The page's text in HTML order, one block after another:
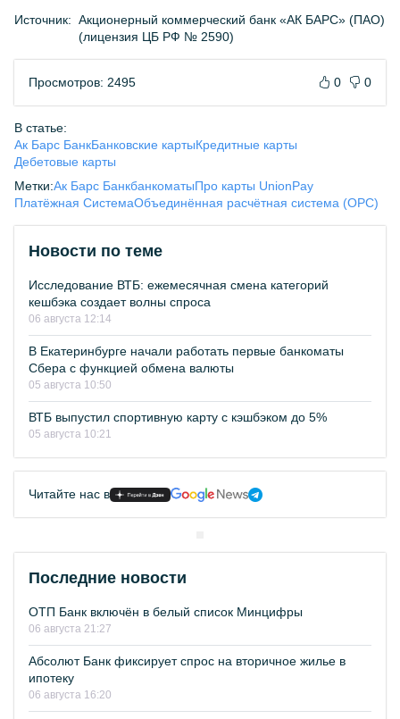
Источник: Акционерный коммерческий банк «АК БАРС» (ПАО)
(лицензия ЦБ РФ № 2590)
Просмотров: 2495 0 0
В статье:
Ак Барс БанкБанковские картыКредитные карты
Дебетовые карты
Метки:Ак Барс БанкбанкоматыПро карты UnionPay
Платёжная СистемаОбъединённая расчётная система (ОРС)
Новости по теме
Исследование ВТБ: ежемесячная смена категорий
кешбэка создает волны спроса
06 августа 12:14
В Екатеринбурге начали работать первые банкоматы
Сбера с функцией обмена валюты
05 августа 10:50
ВТБ выпустил спортивную карту с кэшбэком до 5%
05 августа 10:21
Читайте нас в
Последние новости
ОТП Банк включён в белый список Минцифры
06 августа 21:27
Абсолют Банк фиксирует спрос на вторичное жилье в
ипотеку
06 августа 16:20